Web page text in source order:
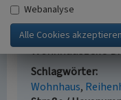
Wohnhauszeile
Schlagwörter
Wohnhaus
Webanalyse